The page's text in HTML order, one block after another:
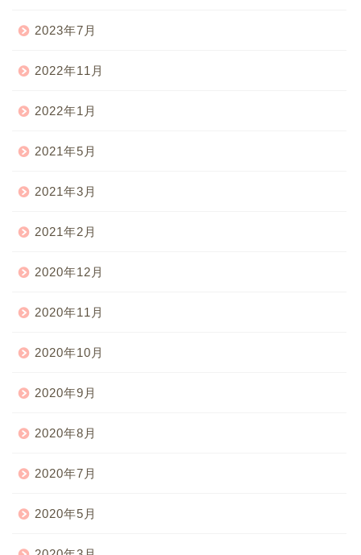
2023年7月
2022年11月
2022年1月
2021年5月
2021年3月
2021年2月
2020年12月
2020年11月
2020年10月
2020年9月
2020年8月
2020年7月
2020年5月